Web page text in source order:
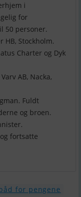
i
for
50 personer.
HB, Stockholm.
Charter og Dyk
AB, Nacka,
Fuldt
og broen.
og fortsatte
for pengene